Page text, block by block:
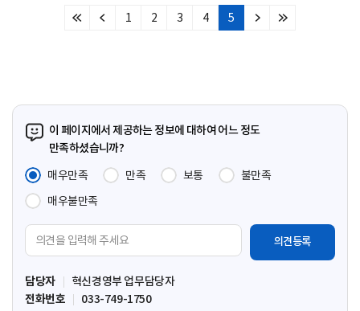
처
이
1 2 3 4 5
다
마
이 페이지에서 제공하는 정보에 대하여 어느 정도
만족하셨습니까?
매우만족
만족 보통
불만족
매우불만족
견
입
력
담당자
혁신경영부 업무담당자
전화번호
033-749-1750